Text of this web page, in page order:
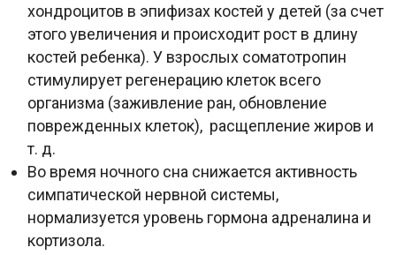
хондроцитов в эпифизах костей у детей (за счет
этого увеличения и происходит рост в длину
костей ребенка). У взрослых соматотропин
стимулирует регенерацию клеток всего
организма (заживление ран, обновление
поврежденных клеток), расщепление жиров и
т. д.
Во время ночного сна снижается активность
симпатической нервной системы,
нормализуется уровень гормона адреналина и
кортизола.